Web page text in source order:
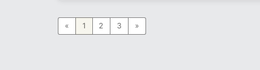
« 1 2 3 »